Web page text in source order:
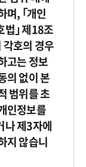
며, ｢개인
법｣ 제18조
호의 경우
고는 정보
의 없이 본
범위를 초
인정보를
나 제3자에
지 않습니